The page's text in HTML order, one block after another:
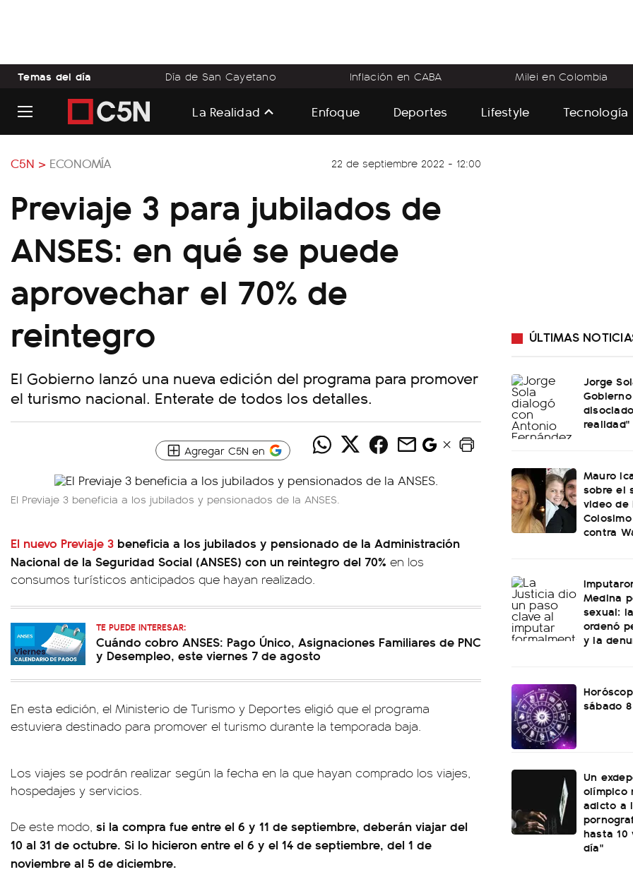
Temas del día Día de San Cayetano Inflación en CABA Milei en Colombia
La Realidad Enfoque Deportes Lifestyle Tecnología
C5N > ECONOMÍA 22 de septiembre 2022 - 12:00
Previaje 3 para jubilados de
ANSES: en qué se puede
aprovechar el 70% de
reintegro
El Gobierno lanzó una nueva edición del programa para promover
el turismo nacional. Enterate de todos los detalles.
Agregar C5N en
El Previaje 3 beneficia a los jubilados y pensionados de la ANSES.
El nuevo Previaje 3 beneficia a los jubilados y pensionado de la Administración
Nacional de la Seguridad Social (ANSES) con un reintegro del 70% en los
consumos turísticos anticipados que hayan realizado.
TE PUEDE INTERESAR:
Cuándo cobro ANSES: Pago Único, Asignaciones Familiares de PNC
y Desempleo, este viernes 7 de agosto
En esta edición, el Ministerio de Turismo y Deportes eligió que el programa
estuviera destinado para promover el turismo durante la temporada baja.
Los viajes se podrán realizar según la fecha en la que hayan comprado los viajes,
hospedajes y servicios.
De este modo, si la compra fue entre el 6 y 11 de septiembre, deberán viajar del
10 al 31 de octubre. Si lo hicieron entre el 6 y el 14 de septiembre, del 1 de
noviembre al 5 de diciembre.
ÚLTIMAS
Jorge
realidad"
Mauro
sobre el
video de
contra
Medina
sexual:
ordenó
y la
sábado
Un
olímpico
adicto a
hasta 10
día"